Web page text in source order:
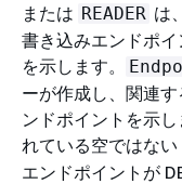
または READER は
書き込みエンドポ
を示します。
ーが作成し、関連
ンドポイントを示
れている空ではない
エンドポイントが